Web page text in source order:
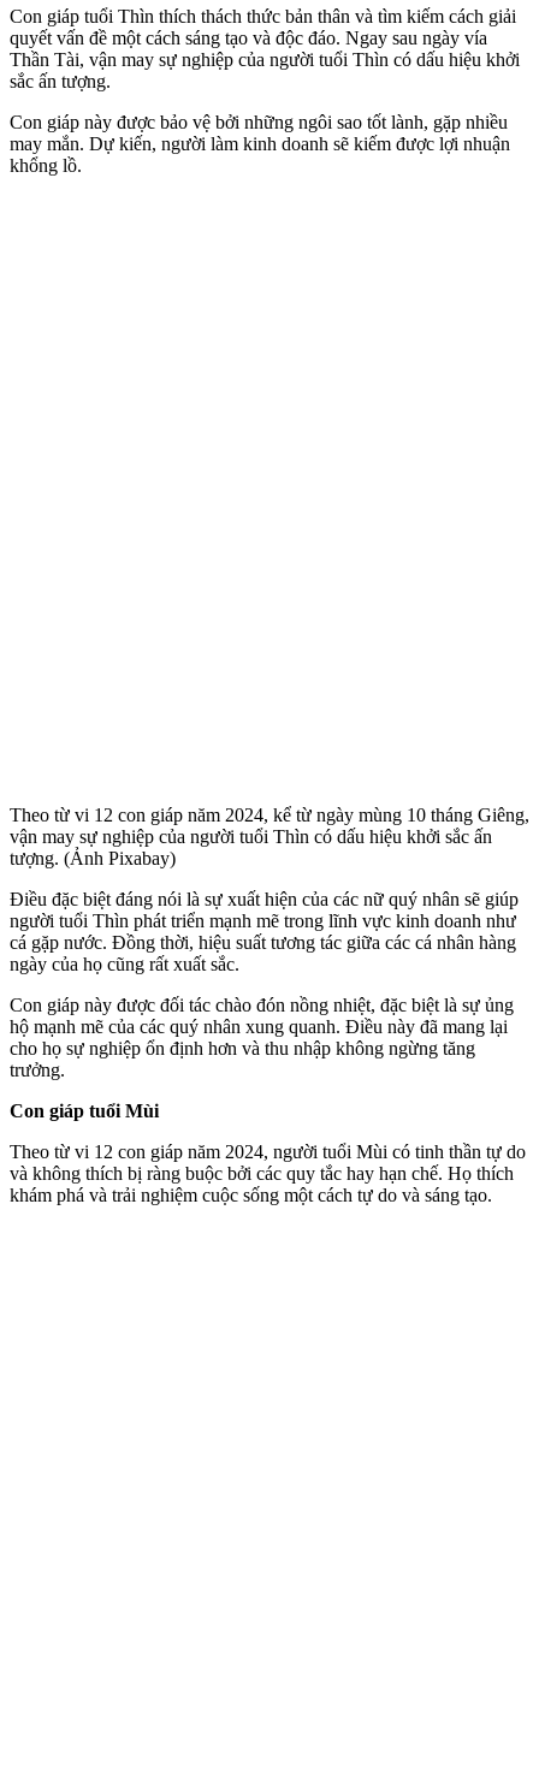
Con giáp tuổi Thìn thích thách thức bản thân và tìm kiếm cách giải
quyết vấn đề một cách sáng tạo và độc đáo. Ngay sau ngày vía
Thần Tài, vận may sự nghiệp của người tuổi Thìn có dấu hiệu khởi
sắc ấn tượng.
Con giáp này được bảo vệ bởi những ngôi sao tốt lành, gặp nhiều
may mắn. Dự kiến, người làm kinh doanh sẽ kiếm được lợi nhuận
khổng lồ.
Theo từ vi 12 con giáp năm 2024, kể từ ngày mùng 10 tháng Giêng,
vận may sự nghiệp của người tuổi Thìn có dấu hiệu khởi sắc ấn
tượng. (Ảnh Pixabay)
Điều đặc biệt đáng nói là sự xuất hiện của các nữ quý nhân sẽ giúp
người tuổi Thìn phát triển mạnh mẽ trong lĩnh vực kinh doanh như
cá gặp nước. Đồng thời, hiệu suất tương tác giữa các cá nhân hàng
ngày của họ cũng rất xuất sắc.
Con giáp này được đối tác chào đón nồng nhiệt, đặc biệt là sự ủng
hộ mạnh mẽ của các quý nhân xung quanh. Điều này đã mang lại
cho họ sự nghiệp ổn định hơn và thu nhập không ngừng tăng
trưởng.
Con giáp tuổi Mùi
Theo từ vi 12 con giáp năm 2024, người tuổi Mùi có tinh thần tự do
và không thích bị ràng buộc bởi các quy tắc hay hạn chế. Họ thích
khám phá và trải nghiệm cuộc sống một cách tự do và sáng tạo.